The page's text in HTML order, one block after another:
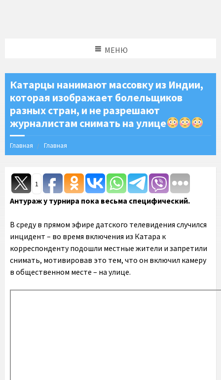
МЕНЮ
Катарцы нанимают массовку из Индии,
которая изображает болельщиков
разных стран, и не разрешают
журналистам снимать на улице
Главная Главная
1
Антураж у турнира пока весьма специфический.
В среду в прямом эфире датского телевидения случился
инцидент – во время включения из Катара к
корреспонденту подошли местные жители и запретили
снимать, мотивировав это тем, что он включил камеру
в общественном месте – на улице.